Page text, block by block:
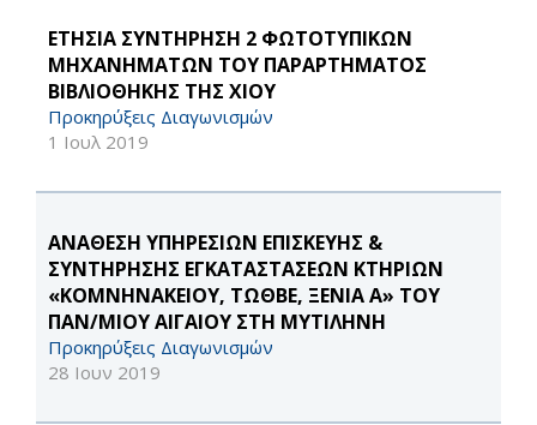
ΕΤΗΣΙΑ ΣΥΝΤΗΡΗΣΗ 2 ΦΩΤΟΤΥΠΙΚΩΝ
ΜΗΧΑΝΗΜΑΤΩΝ ΤΟΥ ΠΑΡΑΡΤΗΜΑΤΟΣ
ΒΙΒΛΙΟΘΗΚΗΣ ΤΗΣ ΧΙΟΥ
Προκηρύξεις Διαγωνισμών
1 Ιουλ 2019
ΑΝΑΘΕΣΗ ΥΠΗΡΕΣΙΩΝ ΕΠΙΣΚΕΥΗΣ &
ΣΥΝΤΗΡΗΣΗΣ ΕΓΚΑΤΑΣΤΑΣΕΩΝ ΚΤΗΡΙΩΝ
«ΚΟΜΝΗΝΑΚΕΙΟΥ, ΤΩΘΒΕ, ΞΕΝΙΑ Α» ΤΟΥ
ΠΑΝ/ΜΙΟΥ ΑΙΓΑΙΟΥ ΣΤΗ ΜΥΤΙΛΗΝΗ
Προκηρύξεις Διαγωνισμών
28 Ιουν 2019